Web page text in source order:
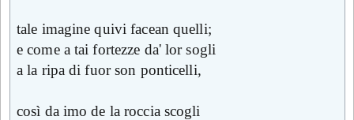
tale imagine quivi facean quelli;
e come a tai fortezze da' lor sogli
a la ripa di fuor son ponticelli,
così da imo de la roccia scogli